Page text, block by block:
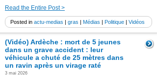
Read the Entire Post >
Posted in actu-medias | gras | Médias | Politique | Vidéos
(Vidéo) Ardèche : mort de 5 jeunes
dans un grave accident : leur
véhicule a chuté de 25 mètres dans
un ravin après un virage raté
3 mai 2026